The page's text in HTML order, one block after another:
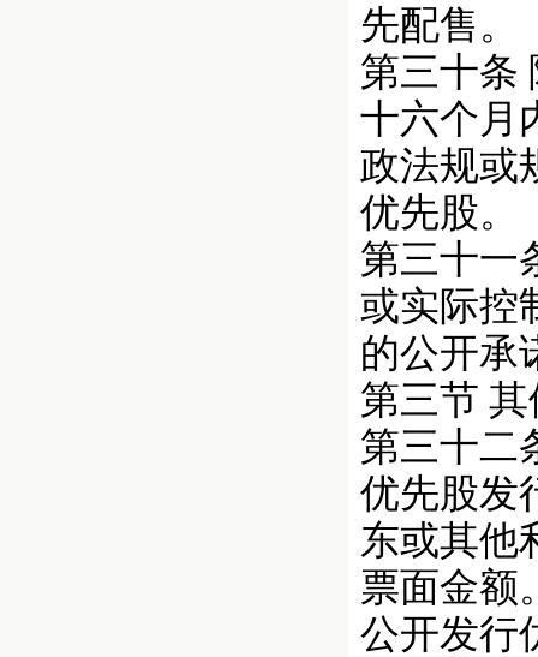
先配售。
第三十条
十六个月
政法规或
优先股。
第三十一
或实际控
的公开承
第三节
第三十二
优先股发
东或其他
票面金额
公开发行